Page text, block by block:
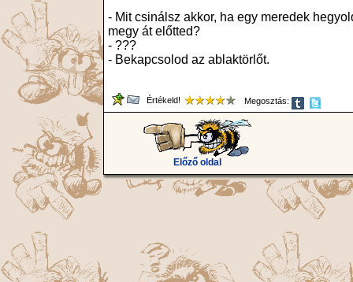
- Mit csinálsz akkor, ha egy meredek
megy át előtted?
- ???
- Bekapcsolod az ablaktörlőt.
Értékeld! Megosztás:
Előző oldal